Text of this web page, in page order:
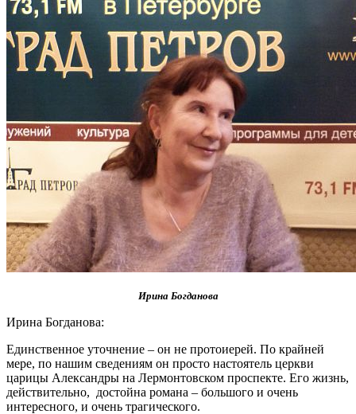
Ирина Богданова
Ирина Богданова:
Единственное уточнение – он не протоиерей. По крайней
мере, по нашим сведениям он просто настоятель церкви
царицы Александры на Лермонтовском проспекте. Его жизнь,
действительно, достойна романа – большого и очень
интересного, и очень трагического.